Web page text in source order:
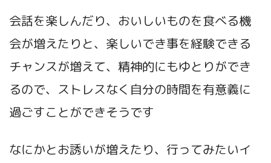
会話を楽しんだり、おいしいものを食べる機
会が増えたりと、楽しいでき事を経験できる
チャンスが増えて、精神的にもゆとりができ
るので、ストレスなく自分の時間を有意義に
過ごすことができそうです
なにかとお誘いが増えたり、行ってみたいイ